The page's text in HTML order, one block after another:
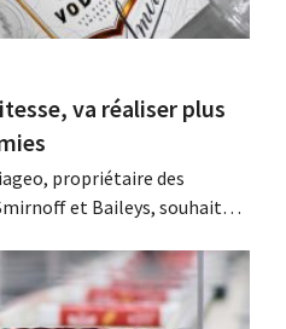
va réaliser plus
propriétaire des
et Baileys, souhaite,
tout en investissant dans la
Guinness et les cocktails